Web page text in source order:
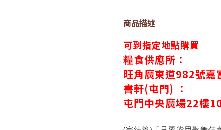
商品描述
可到指定地點購買
糧食供應所：
旺角廣東道982號
書軒(屯門) ：
屯門中央廣場22樓